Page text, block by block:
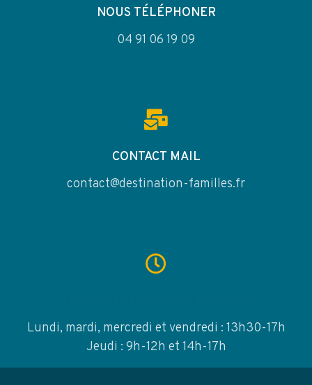
NOUS TÉLÉPHONER
04 91 06 19 09
CONTACT MAIL
contact@destination-familles.fr
Lundi, mardi, mercredi et vendredi : 13h30-17h
Jeudi : 9h-12h et 14h-17h